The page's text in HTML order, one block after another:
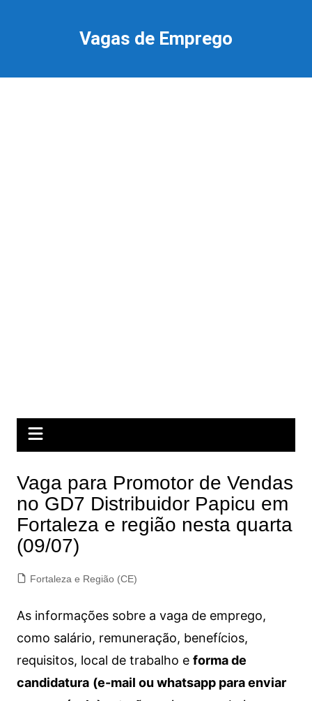
Vagas de Emprego
Vaga para Promotor de Vendas
no GD7 Distribuidor Papicu em
Fortaleza e região nesta quarta
(09/07)
Fortaleza e Região (CE)
As informações sobre a vaga de emprego,
como salário, remuneração, benefícios,
requisitos, local de trabalho e forma de
candidatura (e-mail ou whatsapp para enviar